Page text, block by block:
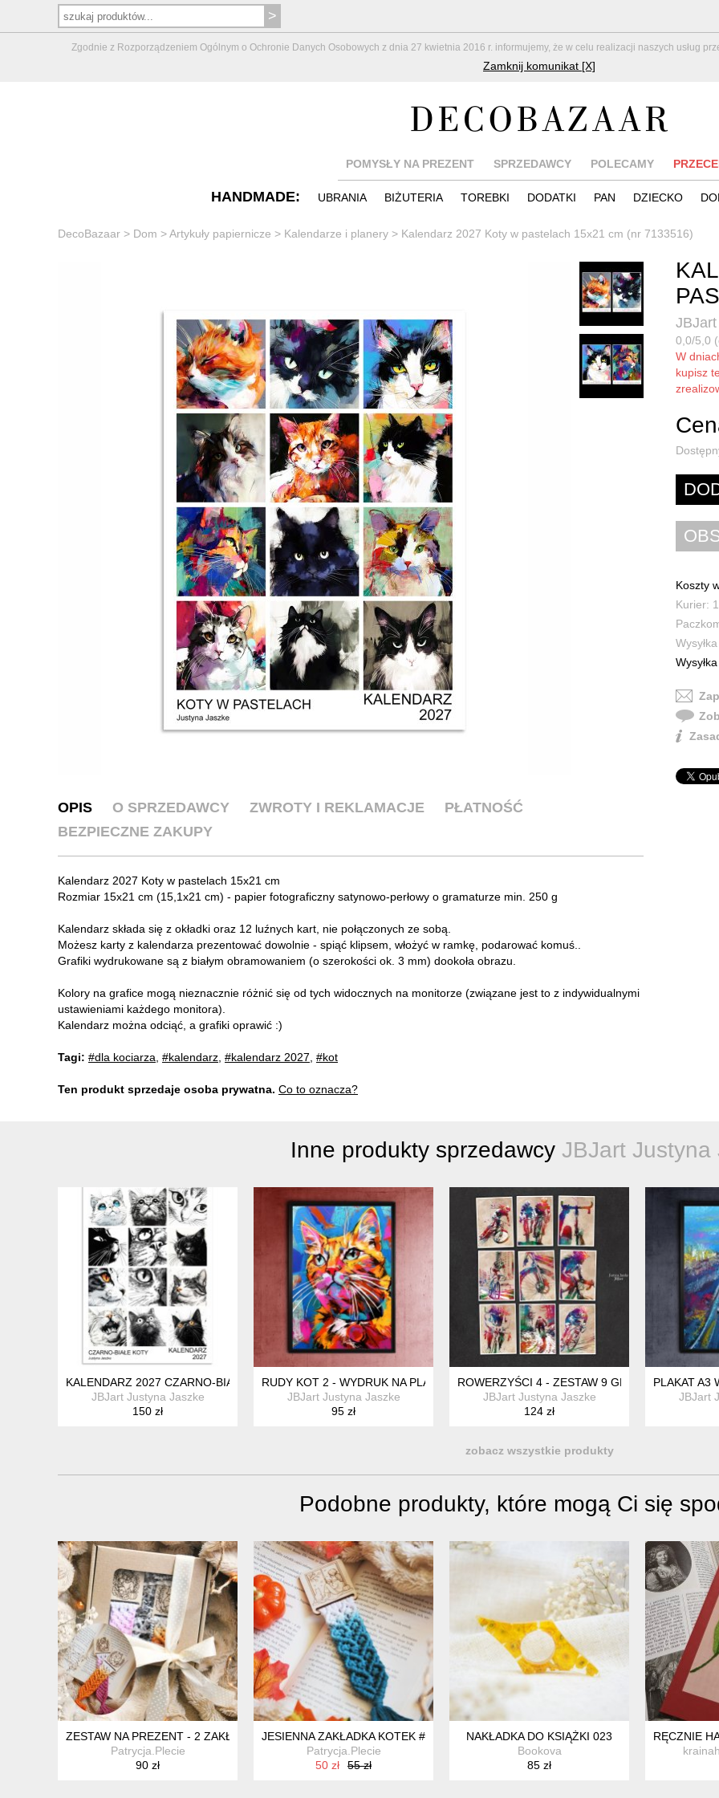
Zgodnie z Rozporządzeniem Ogólnym o Ochronie Danych Osobowych z dnia 27 kwietnia 2016 r. informujemy, że w celu realizacji naszych usług
Zamknij komunikat [X]
POMYSŁY NA PREZENT SPRZEDAWCY POLECAMY
HANDMADE: UBRANIA BIŻUTERIA TOREBKI DODATKI PAN DZIECKO
DecoBazaar > Dom >Artykuły papiernicze > Kalendarze i planery > Kalendarz 2027 Koty w pastelach 15x21 cm (nr 7133516)
0,0/5,0
W
kupisz
Koszty
Kurier:
OPIS O SPRZEDAWCY ZWROTY I REKLAMACJE
PŁATNOŚĆ
BEZPIECZNE ZAKUPY
Kalendarz 2027 Koty w pastelach 15x21 cm
Rozmiar 15x21 cm (15,1x21 cm) - papier fotograficzny satynowo-perłowy o gramaturze min. 250 g
Kalendarz składa się z okładki oraz 12 luźnych kart, nie połączonych ze sobą.
Możesz karty z kalendarza prezentować dowolnie - spiąć klipsem, włożyć w ramkę, podarować komuś..
Grafiki wydrukowane są z białym obramowaniem (o szerokości ok. 3 mm) dookoła obrazu.
Kolory na grafice mogą nieznacznie różnić się od tych widocznych na monitorze (związane jest to z indywidualnymi
ustawieniami każdego monitora).
Kalendarz można odciąć, a grafiki oprawić :)
Tagi: #dla kociarza #kalendarz #kalendarz 2027 #kot
Ten produkt sprzedaje osoba prywatna. Co to oznacza?
Inne produkty sprzedawcy JBJart Justyna
KALENDARZ 2027 CZARNO-BIAŁE KOTY 15X21 CM
JBJart Justyna Jaszke
150 zł
RUDY KOT 2 - WYDRUK NA PLAKACIE NA A3
JBJart Justyna Jaszke
95 zł
ROWERZYŚCI 4 - ZESTAW 9 GRAFIK 15X21 CM
JBJart Justyna Jaszke
124 zł
PLAKAT A3
JBJart
zobacz wszystkie produkty
Podobne produkty, które mogą Ci się
ZESTAW NA PREZENT - 2 ZAKŁADKI DO KSIĄŻKI | DLA KSIĄŻKARY
Patrycja.Plecie
90 zł
JESIENNA ZAKŁADKA KOTEK #1 | MAKRAMOWA ZAKŁADKA RĘCZNIE BARWIONA
Patrycja.Plecie
50 zł
55 zł
NAKŁADKA DO KSIĄŻKI 023
Bookova
85 zł
RĘCZNIE